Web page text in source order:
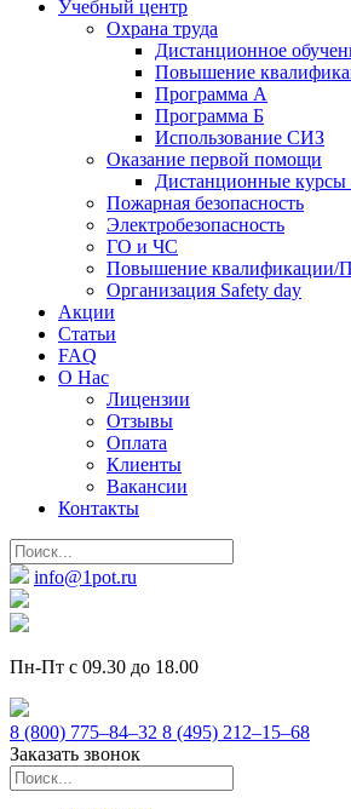
Учебный центр
Охрана труда
Дистанционное
Повышение
Программа А
Программа Б
Использование СИЗ
Оказание первой помощи
Дистанционные
Пожарная безопасность
Электробезопасность
ГО и ЧС
Повышение квалификации/
Организация Safety day
Акции
Статьи
FAQ
О Нас
Лицензии
Отзывы
Оплата
Клиенты
Вакансии
Контакты
info@1pot.ru
Пн-Пт с 09.30 до 18.00
8 (800) 775–84–32 8 (495) 212–15–68
Заказать звонок